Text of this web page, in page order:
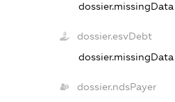
dossier.missingData
dossier.esvDebt
dossier.missingData
dossier.ndsPayer